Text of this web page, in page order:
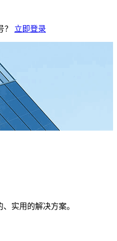
？ 立即登录
实用的解决方案。